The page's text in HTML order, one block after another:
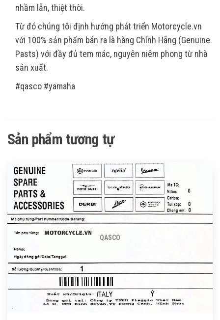
nhầm lẫn, thiệt thòi.
Từ đó chúng tôi định hướng phát triển Motorcycle.vn
với 100% sản phẩm bán ra là hàng Chính Hãng (Genuine
Pasts) với đầy đủ tem mác, nguyên niêm phong từ nhà
sản xuất.
#qasco #yamaha
Sản phẩm tương tự
QASCO